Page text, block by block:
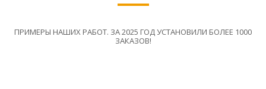
ПРИМЕРЫ НАШИХ РАБОТ. ЗА 2025 ГОД УСТАНОВИЛИ БОЛЕЕ 1000
ЗАКАЗОВ!